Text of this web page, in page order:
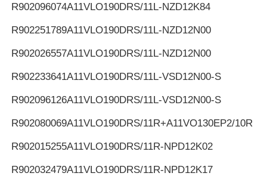
R902096074A11VLO190DRS/11L-NZD12K84
R902251789A11VLO190DRS/11L-NZD12N00
R902026557A11VLO190DRS/11L-NZD12N00
R902233641A11VLO190DRS/11L-VSD12N00-S
R902096126A11VLO190DRS/11L-VSD12N00-S
R902080069A11VLO190DRS/11R+A11VO130EP2/10R
R902015255A11VLO190DRS/11R-NPD12K02
R902032479A11VLO190DRS/11R-NPD12K17